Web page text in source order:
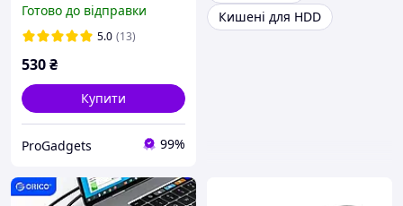
Готово до відправки
5.0 (13)
530₴
Купити
ProGadgets 99%
Кишені для HDD